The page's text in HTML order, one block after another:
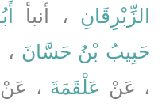
الزِّبْرِقَانِ ، أنبأ
حَبِيبُ بْنُ حَسَّانَ
، عَنْ عَلْقَمَةَ ، عَنْ